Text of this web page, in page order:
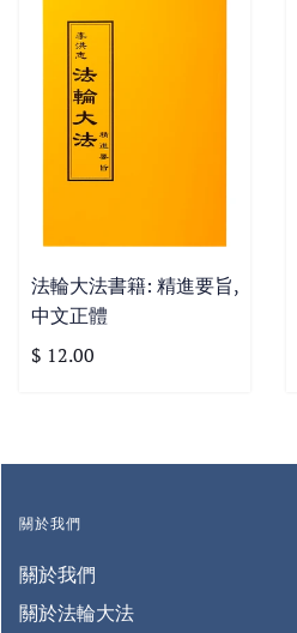
法輪大法書籍: 精進要旨,
中文正體
$ 12.00
關於我們
關於我們
關於法輪大法